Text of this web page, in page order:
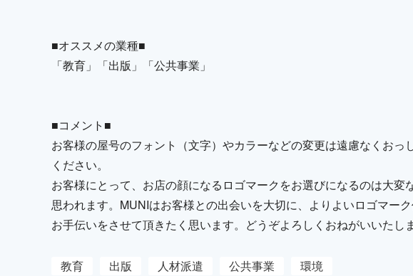
■オススメの業種■
「教育」「出版」「公共事業」
■コメント■
お客様の屋号のフォント（文字）やカラーなどの変更は遠慮なくおっ
ください。
お客様にとって、お店の顔になるロゴマークをお選びになるのは大変
思われます。MUNIはお客様との出会いを大切に、よりよいロゴマー
お手伝いをさせて頂きたく思います。どうぞよろしくおねがいいたしま
教育 出版 人材派遣 公共事業 環境